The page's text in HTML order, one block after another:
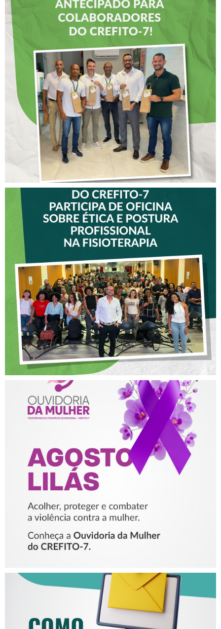
DIA DOS PAIS É
ANTECIPADO PARA
COLABORADORES DO
CREFITO-7
VICE-PRESIDENTE DO
CREFITO-7 PARTICIPA DE
OFICINA SOBRE ÉTICA E
POSTURA PROFISSIONAL
NA FISIOTERAPIA
AGOSTO LILÁS – ACOLHER,
PROTEGER E COMBATER A
VIOLÊNCIA CONTRA A
MULHER